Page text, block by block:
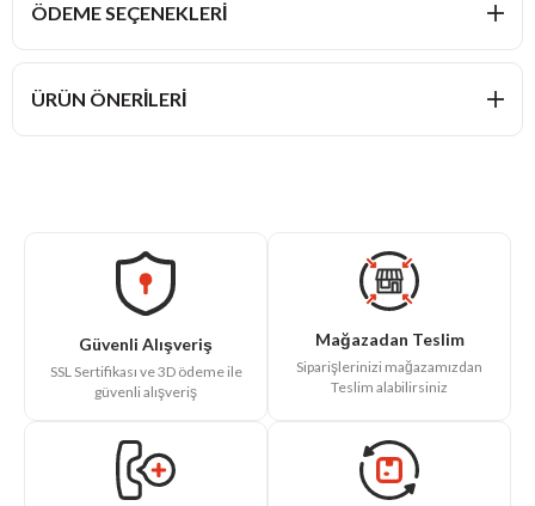
ÖDEME SEÇENEKLERI
ÜRÜN ÖNERILERI
Güvenli Alışveriş
SSL Sertifikası ve 3D ödeme ile
güvenli alışveriş
Mağazadan Teslim
Siparişlerinizi mağazamızdan
Teslim alabilirsiniz